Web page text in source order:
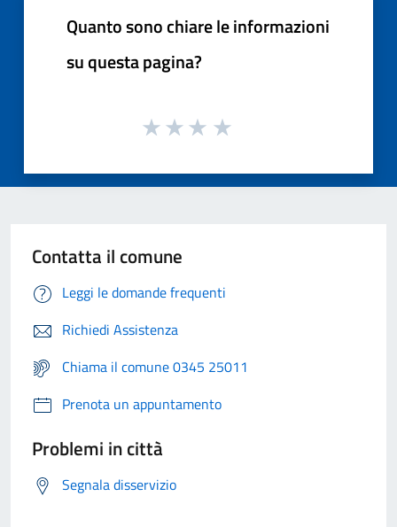
Quanto sono chiare le informazioni
su questa pagina?
Contatta il comune
Leggi le domande frequenti
Richiedi Assistenza
Chiama il comune 0345 25011
Prenota un appuntamento
Problemi in città
Segnala disservizio